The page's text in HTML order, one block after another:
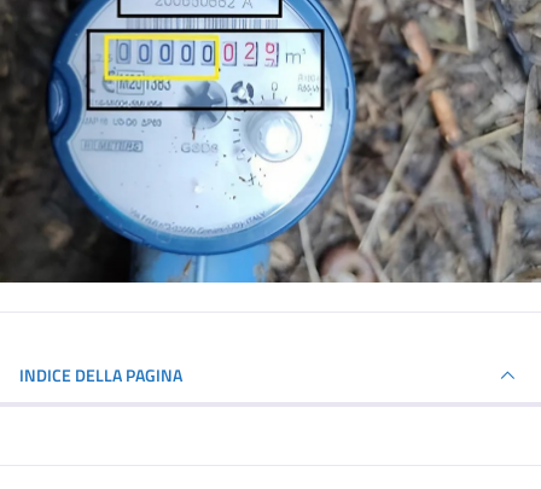
INDICE DELLA PAGINA